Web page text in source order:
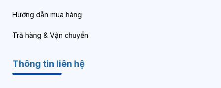
Hướng dẫn mua hàng
Trả hàng & Vận chuyển
Thông tin liên hệ